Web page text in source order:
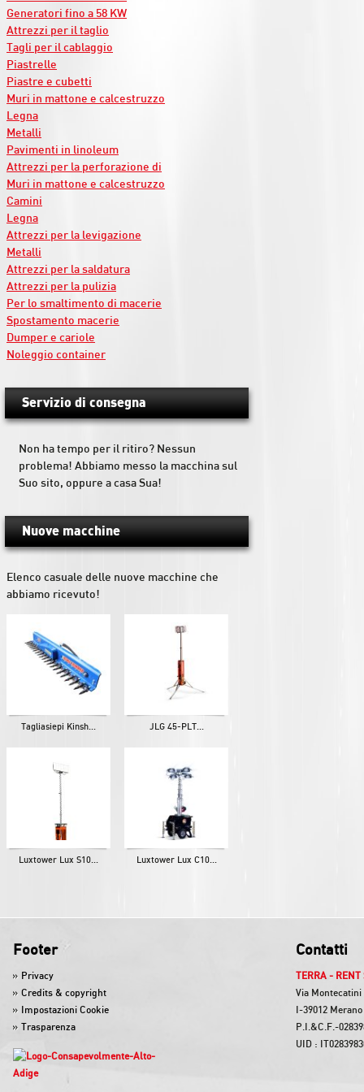
Generatori fino a 58 KW
Attrezzi per il taglio
Tagli per il cablaggio
Piastrelle
Piastre e cubetti
Muri in mattone e calcestruzzo
Legna
Metalli
Pavimenti in linoleum
Attrezzi per la perforazione di
Muri in mattone e calcestruzzo
Camini
Legna
Attrezzi per la levigazione
Metalli
Attrezzi per la saldatura
Attrezzi per la pulizia
Per lo smaltimento di macerie
Spostamento macerie
Dumper e cariole
Noleggio container
Servizio di consegna
Non ha tempo per il ritiro? Nessun
problema! Abbiamo messo la macchina sul
Suo sito, oppure a casa Sua!
Nuove macchine
Elenco casuale delle nuove macchine che
abbiamo ricevuto!
Tagliasiepi Kinsh... JLG 45-PLT...
Luxtower Lux S10... Luxtower Lux C10...
Footer
Privacy
Credits & copyright
Impostazioni Cookie
Trasparenza
Contatti
TERRA - RENT
Via Montecatini
I-39012
P.I.&C.F.-
UID :